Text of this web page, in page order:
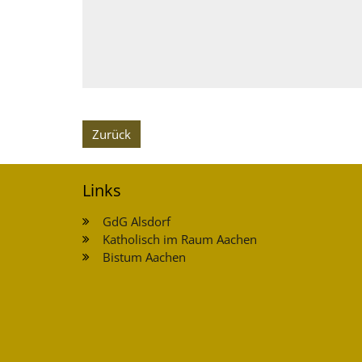
Zurück
Links
GdG Alsdorf
Katholisch im Raum Aachen
Bistum Aachen